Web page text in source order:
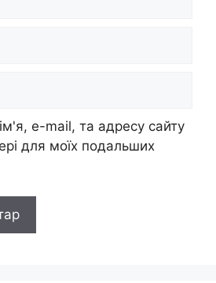
e-mail, та адресу сайту
для моїх подальших